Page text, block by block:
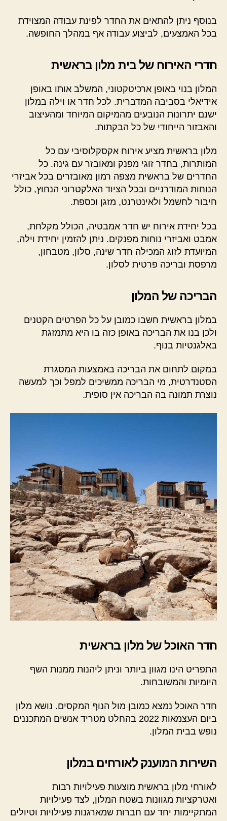
בנוסף ניתן להתאים את החדר לפינת עבודה המצוידת
בכל האמצעים, לביצוע עבודה אף במהלך החופשה.
חדרי האירוח של בית מלון בראשית
המלון בנוי באופן ארכיטקטוני, המשלב אותו באופן
אידיאלי בסביבה המדברית. לכל חדר או וילה במלון
ישנם יתרונות הנובעים מהמיקום המיוחד ומהעיצוב
והאבזור הייחודי של כל הבקתות.
מלון בראשית מציע אירוח אקסקלוסיבי עם כל
המותרות, בחדר זוגי מפנק ומאובזר עם גינה. כל
החדרים של בראשית מצפה רמון מאובזרים בכל אביזרי
הנוחות המודרניים ובכל הציוד האלקטרוני הנחוץ, כולל
חיבור לחשמל ולאינטרנט, מזגן וכספת.
בכל יחידת אירוח יש חדר אמבטיה, הכולל מקלחת,
אמבט ואביזרי נוחות מפנקים. ניתן להזמין יחידת וילה,
המיועדת לזוג המכילה חדר שינה, סלון, מטבחון,
מרפסת ובריכה פרטית לסלון.
הבריכה של המלון
במלון בראשית חשבו כמובן על כל הפרטים הקטנים
ולכן בנו את הבריכה באופן כזה בו היא מתמזגת
באלגנטיות בנוף.
במקום לתחום את הבריכה באמצעות המסגרת
הסטנדרטית, מי הבריכה ממשיכים למפל וכך למעשה
נוצרת תמונה בה הבריכה אין סופית.
חדר האוכל של מלון בראשית
התפריט הינו מגוון ביותר וניתן ליהנות ממנות השף
היומיות והמשובחות.
חדר האוכל נמצא כמובן מול הנוף המקסים. נושא מלון
ביום העצמאות 2022 בהחלט מטריד אנשים המתכננים
נופש בבית המלון.
השירות המוענק לאורחים במלון
לאורחי מלון בראשית מוצעות פעילויות רבות
ואטרקציות מגוונות בשטח המלון, לצד פעילויות
המתקיימות יחד עם חברות שמארגנות פעילויות וטיולים